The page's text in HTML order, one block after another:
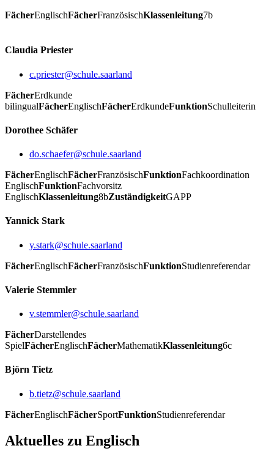
FächerEnglischFächerFranzösischKlassenleitung7b
Claudia Priester
c.priester@schule.saarland
FächerErdkunde
bilingualFächerEnglischFächerErdkundeFunktionSchulleiterin
Dorothee Schäfer
do.schaefer@schule.saarland
FächerEnglischFächerFranzösischFunktionFachkoordination
EnglischFunktionFachvorsitz
EnglischKlassenleitung8bZuständigkeitGAPP
Yannick Stark
y.stark@schule.saarland
FächerEnglischFächerFranzösischFunktionStudienreferendar
Valerie Stemmler
v.stemmler@schule.saarland
FächerDarstellendes
SpielFächerEnglischFächerMathematikKlassenleitung6c
Björn Tietz
b.tietz@schule.saarland
FächerEnglischFächerSportFunktionStudienreferendar
Aktuelles zu Englisch